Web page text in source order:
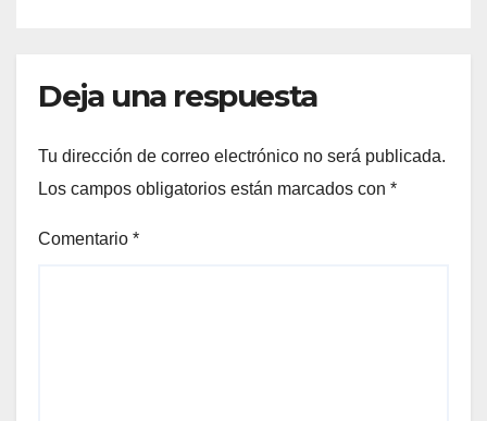
Deja una respuesta
Tu dirección de correo electrónico no será publicada.
Los campos obligatorios están marcados con *
Comentario *